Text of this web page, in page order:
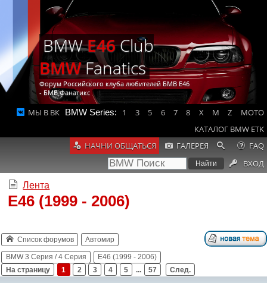
BMWE46Club
BMWFanatics
Форум Российского клуба любителей БМВ Е46
- БМВ Фанатикс
МЫ В ВК BMW Series: 1 3 5 6 7 8 X M Z
MOTO
КАТАЛОГ BMW ETK
НАЧНИ ОБЩАТЬСЯ
ГАЛЕРЕЯ
FAQ
ВХОД
Лента
E46 (1999 - 2006)
Список форумов Автомир
BMW 3 Серия / 4 Серия
E46 (1999 - 2006)
На страницу
1 2 3 4 5 ... 57 След.